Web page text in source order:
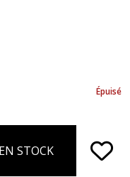
Épuisé
STOCK